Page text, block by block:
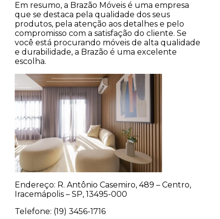
Em resumo, a Brazão Móveis é uma empresa
que se destaca pela qualidade dos seus
produtos, pela atenção aos detalhes e pelo
compromisso com a satisfação do cliente. Se
você está procurando móveis de alta qualidade
e durabilidade, a Brazão é uma excelente
escolha.
Endereço: R. Antônio Casemiro, 489 – Centro,
Iracemápolis – SP, 13495-000
Telefone: (19) 3456-1716